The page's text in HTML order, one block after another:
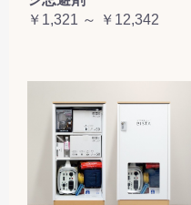
お買い物を続ける
￥1,321 ～ ￥12,342